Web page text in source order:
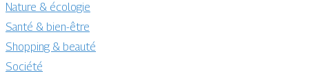
Nature & écologie
Santé & bien-être
Shopping & beauté
Société